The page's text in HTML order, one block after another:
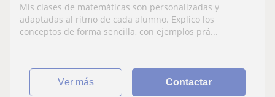
Mis clases de matemáticas son personalizadas y
adaptadas al ritmo de cada alumno. Explico los
conceptos de forma sencilla, con ejemplos prá...
ver más Contactar